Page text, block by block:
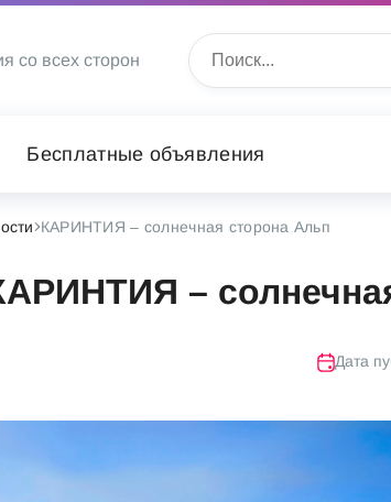
со всех сторон
Бесплатные объявления
КАРИНТИЯ – солнечная сторона Альп
–
Дата